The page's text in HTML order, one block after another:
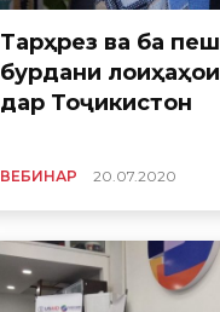
Тарҳрезӣ ва ба пеш
бурдани
дар Тоҷикистон
ВЕБИНАР 20.07.2020